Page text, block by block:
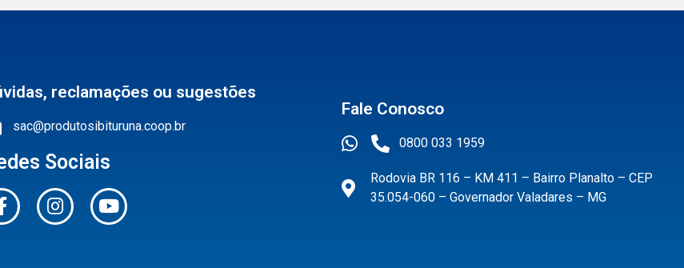
reclamações ou sugestões
sac@produtosibituruna.coop.br
Sociais
Fale Conosco
0800 033 1959
Rodovia BR 116 – KM 411 – Bairro Planalto – CEP
35.054-060 – Governador Valadares – MG